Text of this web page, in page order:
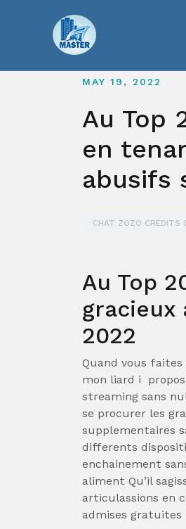
MAY 19, 2022
Au Top
en
abusifs
CHAT ZOZO CREDITS
Au Top
gracieux
2022
Quand vous
mon liard i
streaming sans
se procurer les
supplementaires
differents
enchainement
aliment Qu’il
articulassions en
admises gratuites